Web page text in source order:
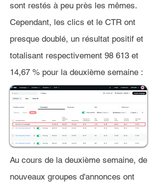
sont restés à peu près les mêmes.
Cependant, les clics et le CTR ont
presque doublé, un résultat positif et
totalisant respectivement 98 613 et
14,67 % pour la deuxième semaine :
Au cours de la deuxième semaine, de
nouveaux groupes d'annonces ont